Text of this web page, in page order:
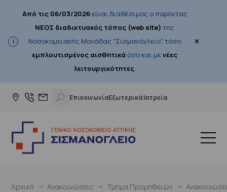
Από τις 06/03/2026είναι διαθέσιμος ο παρόντας
ΝΕΟΣ διαδικτυακός τόπος (web site) της
Νοσοκομειακής Μονάδας "Σισμανόγλειο", τόσο
εμπλουτισμένος αισθητικά όσο και μενέες
λειτουργικότητες.
×
ΕπικοινωνίαΕξωτερικά Ιατρεία
Αρχική Ανακοινώσεις Τμήμα Προμηθειών